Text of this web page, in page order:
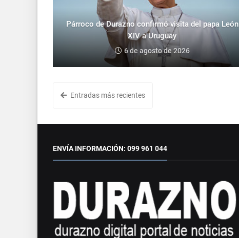
Párroco de Durazno confirmó visita del papa León
XIV a Uruguay
6 de agosto de 2026
Entradas más recientes
ENVÍA INFORMACIÓN: 099 961 044